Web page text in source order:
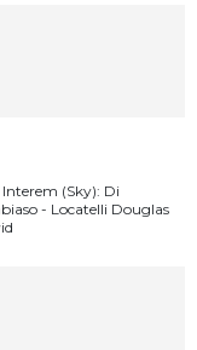
(Sky): Di
- Locatelli Douglas